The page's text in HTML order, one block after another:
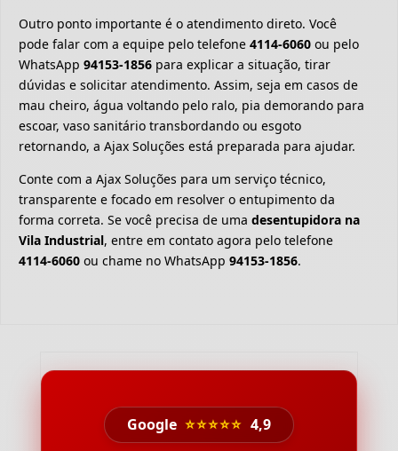
Outro ponto importante é o atendimento direto. Você
pode falar com a equipe pelo telefone 4114-6060 ou pelo
WhatsApp 94153-1856 para explicar a situação, tirar
dúvidas e solicitar atendimento. Assim, seja em casos de
mau cheiro, água voltando pelo ralo, pia demorando para
escoar, vaso sanitário transbordando ou esgoto
retornando, a Ajax Soluções está preparada para ajudar.
Conte com a Ajax Soluções para um serviço técnico,
transparente e focado em resolver o entupimento da
forma correta. Se você precisa de uma desentupidora na
Vila Industrial, entre em contato agora pelo telefone
4114-6060 ou chame no WhatsApp 94153-1856.
Google ⭐⭐⭐⭐⭐ 4,9